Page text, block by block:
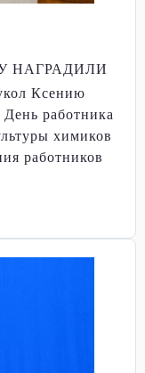
НАГРАДИЛИ
Ксению
работника
химиков
работников